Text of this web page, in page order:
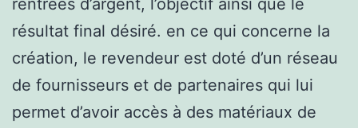
résultat final désiré. en ce qui concerne la
création, le revendeur est doté d’un réseau
de fournisseurs et de partenaires qui lui
permet d’avoir accès à des matériaux de